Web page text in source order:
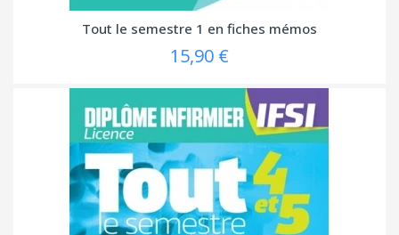
Tout le semestre 1 en fiches mémos
15,90 €